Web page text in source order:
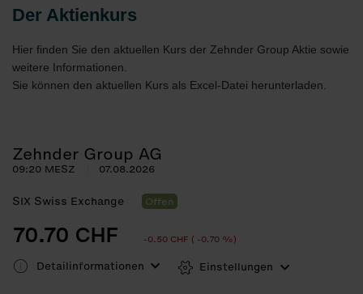
Der Aktienkurs
Hier finden Sie den aktuellen Kurs der Zehnder Group Aktie sowie
weitere Informationen.
Sie können den aktuellen Kurs als Excel-Datei herunterladen.